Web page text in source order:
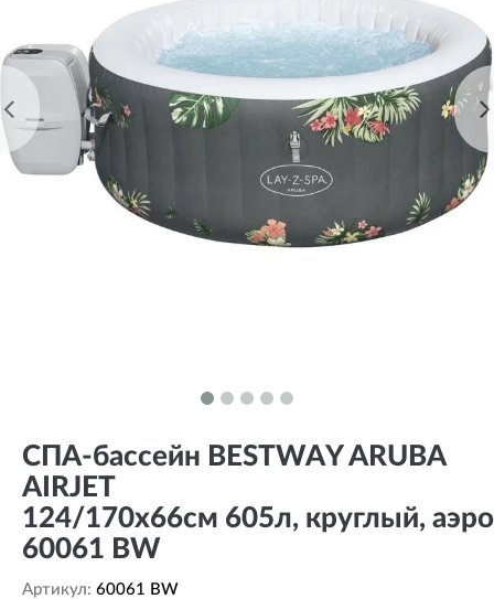
СПА-бассейн BESTWAY ARUBA
AIRJET
124/170х66см 605л, круглый,
60061 BW
Артикул: 60061 BW